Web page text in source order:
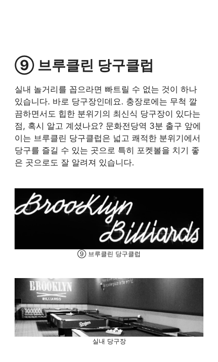
⑨ 브루클린 당구클럽
실내 놀거리를 꼽으라면 빠트릴 수 없는 것이 하나
있습니다. 바로 당구장인데요. 충장로에는 무척 깔
끔하면서도 힙한 분위기의 최신식 당구장이 있다는
점, 혹시 알고 계셨나요? 문화전당역 3분 출구 앞에
이는 브루클린 당구클럽은 넓고 쾌적한 분위기에서
당구를 즐길 수 있는 곳으로 특히 포켓볼을 치기 좋
은 곳으로도 잘 알려져 있습니다.
⑨ 브루클린 당구클럽
실내 당구장